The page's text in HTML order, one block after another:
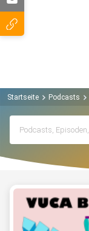
Startseite Podcasts